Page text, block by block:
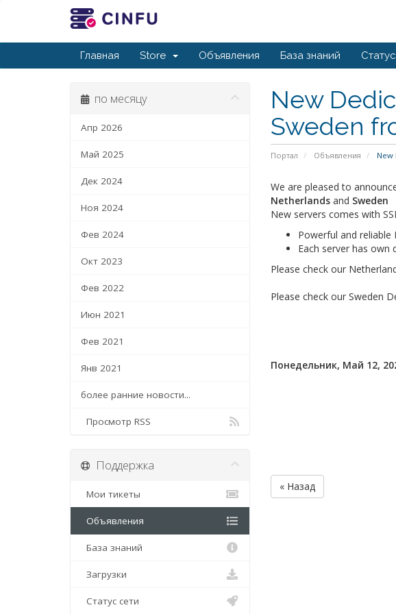
Главная Store Объявления База знаний
New
Sweden
Портал Объявления New
по месяцу
Апр 2026
Май 2025
Дек 2024
Ноя 2024
Фев 2024
Окт 2023
Фев 2022
Июн 2021
Фев 2021
Янв 2021
более ранние новости...
Просмотр RSS
We are pleased to
Netherlands and Sweden
New servers comes with
Powerful and reliable
Each server has own
Please check our
Please check our Sweden
Понедельник, Май 12,
« Назад
Поддержка
Мои тикеты
Объявления
База знаний
Загрузки
Статус сети